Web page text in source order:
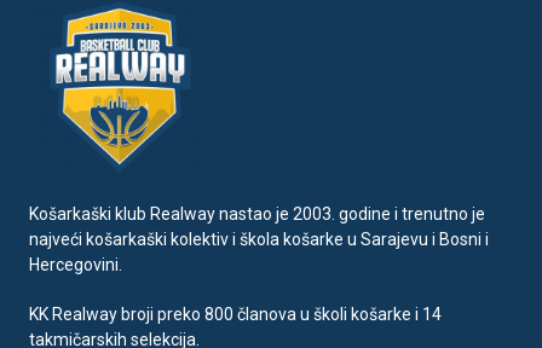
Košarkaški klub Realway nastao je 2003. godine i trenutno je
najveći košarkaški kolektiv i škola košarke u Sarajevu i Bosni i
Hercegovini.
KK Realway broji preko 800 članova u školi košarke i 14
takmičarskih selekcija.